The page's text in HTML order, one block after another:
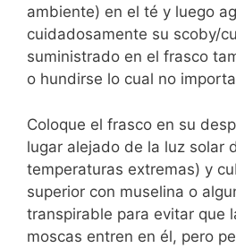
ambiente) en el té y luego
cuidadosamente su scoby/
suministrado en el frasco
o hundirse lo cual no
Coloque el frasco en su
lugar alejado de la luz solar
temperaturas extremas) y
superior con muselina o
transpirable para evitar que
moscas entren en él, pero